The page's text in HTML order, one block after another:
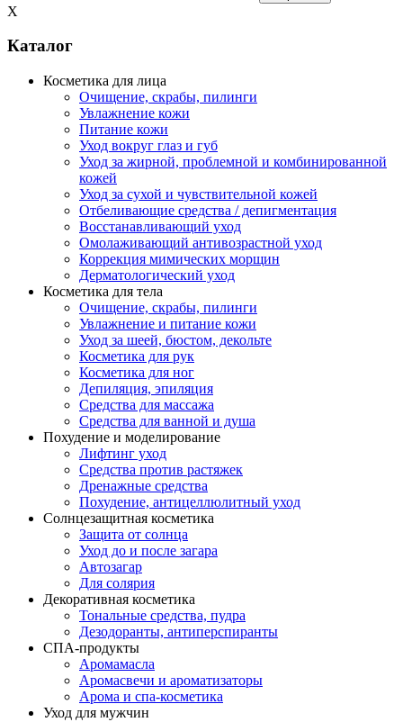
X
Каталог
Косметика для лица
Очищение, скрабы, пилинги
Увлажнение кожи
Питание кожи
Уход вокруг глаз и губ
Уход за жирной, проблемной и комбинированной
кожей
Уход за сухой и чувствительной кожей
Отбеливающие средства / депигментация
Восстанавливающий уход
Омолаживающий антивозрастной уход
Коррекция мимических морщин
Дерматологический уход
Косметика для тела
Очищение, скрабы, пилинги
Увлажнение и питание кожи
Уход за шеей, бюстом, декольте
Косметика для рук
Косметика для ног
Депиляция, эпиляция
Средства для массажа
Средства для ванной и душа
Похудение и моделирование
Лифтинг уход
Средства против растяжек
Дренажные средства
Похудение, антицеллюлитный уход
Солнцезащитная косметика
Защита от солнца
Уход до и после загара
Автозагар
Для солярия
Декоративная косметика
Тональные средства, пудра
Дезодоранты, антиперспиранты
СПА-продукты
Аромамасла
Аромасвечи и ароматизаторы
Арома и спа-косметика
Уход для мужчин